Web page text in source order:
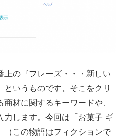
の『フレーズ・・・新しい
いうものです。そこをクリ
材に関するキーワードや、
力します。今回は「お菓子 ギ
（この物語はフィクションで